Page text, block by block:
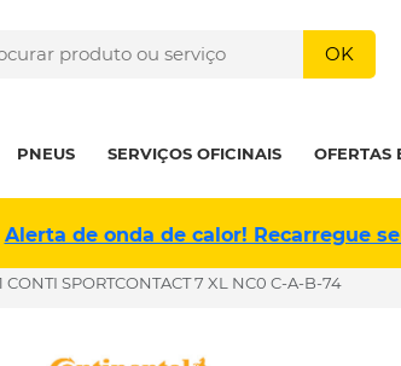
OK
PNEUS SERVIÇOS OFICINAIS OFERTAS
Alerta de onda de calor! Recarregue
CONTI SPORTCONTACT 7 XL NC0 C-A-B-74